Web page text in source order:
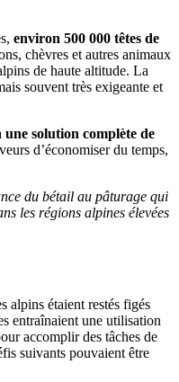
environ 500 000 têtes de
chèvres et autres animaux
de haute altitude. La
souvent très exigeante et
une solution complète de
d’économiser du temps,
du bétail au pâturage qui
les régions alpines élevées
alpins étaient restés figés
entraînaient une utilisation
accomplir des tâches de
suivants pouvaient être